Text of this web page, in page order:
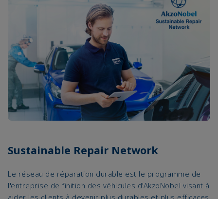
Sustainable Repair Network
Le réseau de réparation durable est le programme de
l'entreprise de finition des véhicules d'AkzoNobel visant à
aider les clients à devenir plus durables et plus efficaces